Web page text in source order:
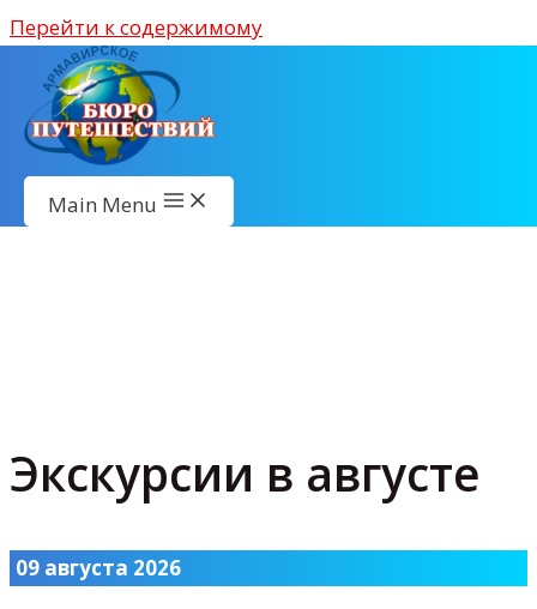
Перейти к содержимому
Main Menu
Экскурсии в августе
09 августа 2026